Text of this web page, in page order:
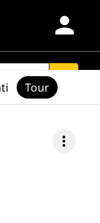
person
search
more_vert
Tour